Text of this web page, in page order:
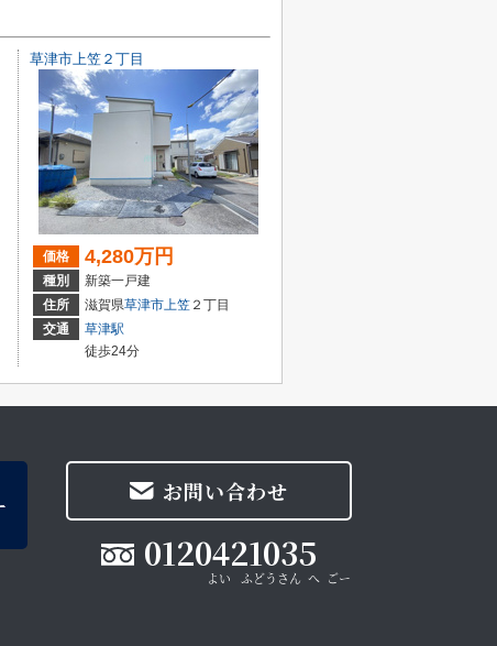
草津市上笠２丁目
価格 4,280万円
種別
新築一戸建
住所
滋賀県草津市上笠 ２丁目
交通
草津駅
徒歩24分
お問い合わせ
0120421035